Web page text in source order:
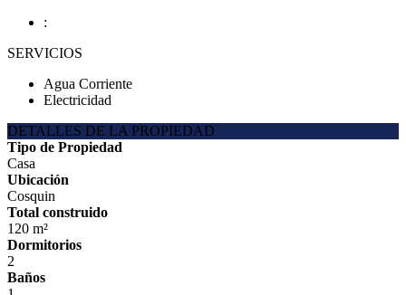
:
SERVICIOS
Agua Corriente
Electricidad
DETALLES DE LA PROPIEDAD
Tipo de Propiedad
Casa
Ubicación
Cosquin
Total construido
120 m²
Dormitorios
2
Baños